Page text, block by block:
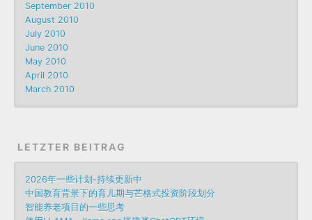
September 2010
August 2010
July 2010
June 2010
May 2010
April 2010
March 2010
LETZTER BEITRAG
2026年一些计划-持续更新中
中国教育背景下的育儿期与芒格式投资阶段划分
智能养老项目的一些思考